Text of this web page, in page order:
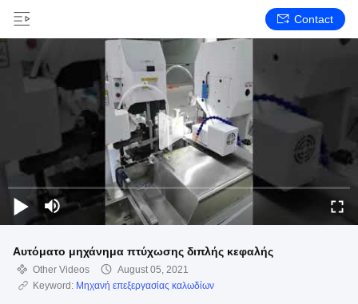
Contact
Αυτόματο μηχάνημα πτύχωσης διπλής κεφαλής
Other Videos
August 05, 2021
Keyword: Μηχανή επεξεργασίας καλωδίων